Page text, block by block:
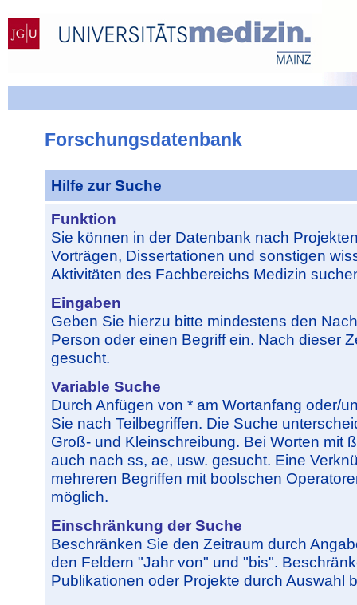
Forschungsdatenbank
Hilfe zur Suche
Funktion
Sie können in der Datenbank nach
Vorträgen, Dissertationen und sonstigen
Aktivitäten des Fachbereichs Medizin
Eingaben
Geben Sie hierzu bitte mindestens den
Person oder einen Begriff ein. Nach dieser
gesucht.
Variable Suche
Durch Anfügen von * am Wortanfang oder/
Sie nach Teilbegriffen. Die Suche
Groß- und Kleinschreibung. Bei Worten mit
auch nach ss, ae, usw. gesucht. Eine
mehreren Begriffen mit boolschen
möglich.
Einschränkung der Suche
Beschränken Sie den Zeitraum durch
den Feldern "Jahr von" und "bis".
Publikationen oder Projekte durch Auswahl